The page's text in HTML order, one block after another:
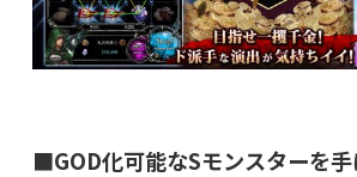
■GOD化可能なSモンスターを